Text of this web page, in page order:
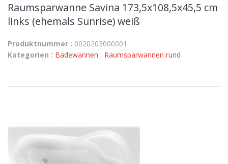
Raumsparwanne Savina 173,5x108,5x45,5 cm
links (ehemals Sunrise) weiß
Produktnummer : 0020203000001
Kategorien : Badewannen , Raumsparwannen rund